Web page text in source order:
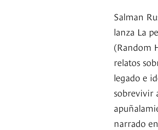
Salman
lanza La
(Random
relatos
legado e
sobrevivir
narrado